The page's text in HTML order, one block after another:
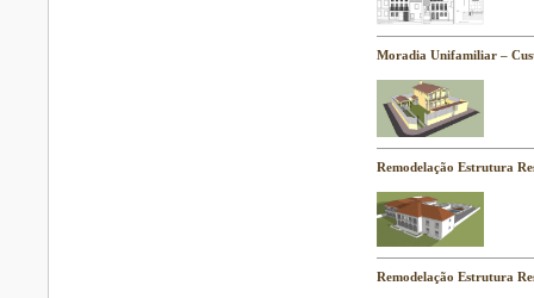
Moradia Unifamiliar –
Remodelação Estrutura
Remodelação Estrutura